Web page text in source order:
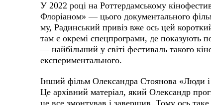
У 2022 році на Роттердамському
Флоріаном» — цього документального
му, Радинський привіз вже ось цей
там є окремі спецпрограми, де показують
— найбільший у світі фестиваль такого
експериментального.
Інший фільм Олександра Стоянова «Люди
Це архівний матеріал, який Олександр
це все змонтував і завершив. Тому ось